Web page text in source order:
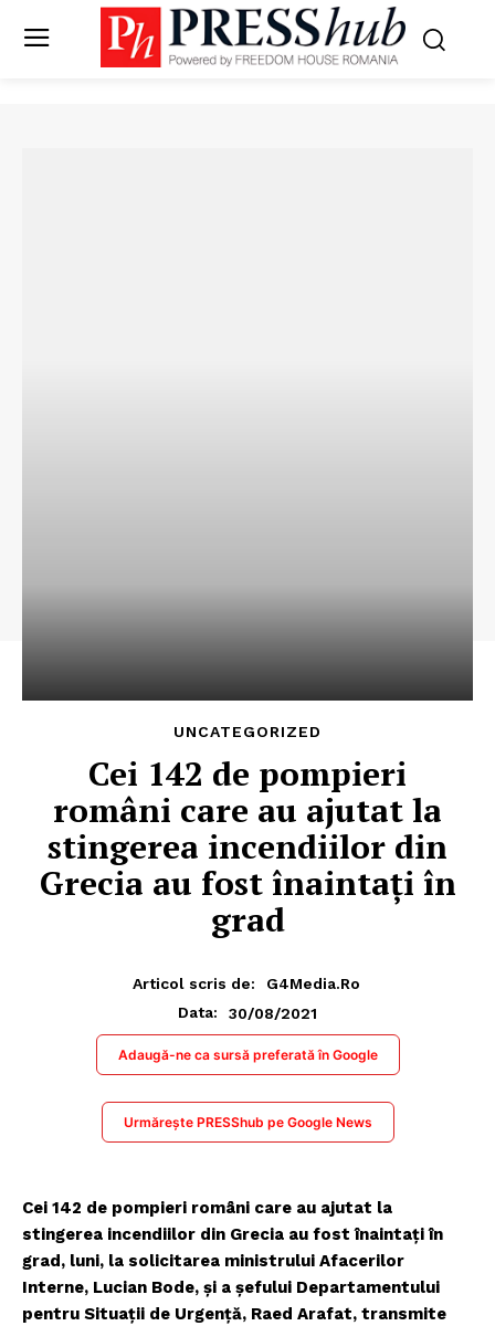
UNCATEGORIZED
Cei 142 de pompieri
români care au ajutat la
stingerea incendiilor din
Grecia au fost înaintați în
grad
Articol scris de:
G4Media.ro
Data:
30/08/2021
Adaugă-ne ca sursă preferată în Google
Urmărește PRESShub pe Google News
Cei 142 de pompieri români care au ajutat la
stingerea incendiilor din Grecia au fost înaintaţi în
grad, luni, la solicitarea ministrului Afacerilor
Interne, Lucian Bode, şi a şefului Departamentului
pentru Situaţii de Urgenţă, Raed Arafat, transmite